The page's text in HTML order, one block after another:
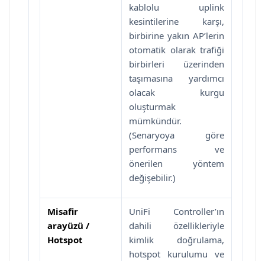
kablolu uplink
kesintilerine karşı,
birbirine yakın AP’lerin
otomatik olarak trafiği
birbirleri üzerinden
taşımasına yardımcı
olacak kurgu
oluşturmak
mümkündür.
(Senaryoya göre
performans ve
önerilen yöntem
değişebilir.)
Misafir
arayüzü /
Hotspot
UniFi Controller’ın
dahili özellikleriyle
kimlik doğrulama,
hotspot kurulumu ve